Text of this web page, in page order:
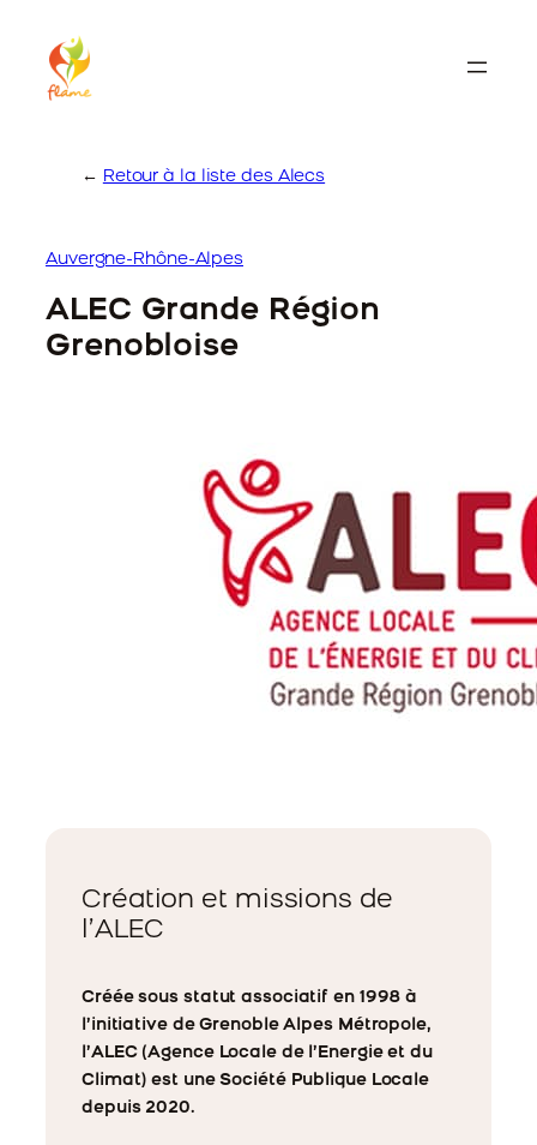
content
← Retour à la liste des Alecs
Auvergne-Rhône-Alpes
ALEC Grande Région
Grenobloise
Création et missions de
l’ALEC
Créée sous statut associatif en 1998 à
l’initiative de Grenoble Alpes Métropole,
l’ALEC (Agence Locale de l’Energie et du
Climat) est une Société Publique Locale
depuis 2020.